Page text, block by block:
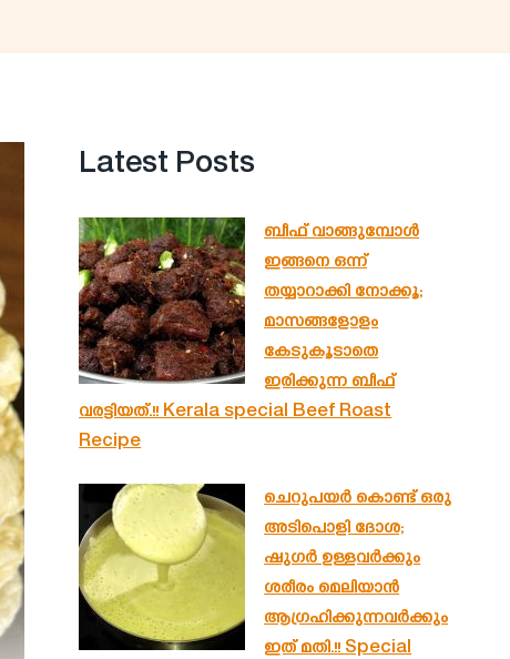
Latest Posts
ബീഫ് വാങ്ങുമ്പോൾ
ഇങ്ങനെ ഒന്ന്
തയ്യാറാക്കി നോക്കൂ;
മാസങ്ങളോളം
കേടുകൂടാതെ
ഇരിക്കുന്ന ബീഫ്
വരട്ടിയത്.!! Kerala special Beef Roast
Recipe
ചെറുപയർ കൊണ്ട് ഒരു
അടിപൊളി ദോശ;
ഷുഗർ ഉള്ളവർക്കും
ശരീരം മെലിയാൻ
ആഗ്രഹിക്കുന്നവർക്കും
ഇത് മതി.!! Special